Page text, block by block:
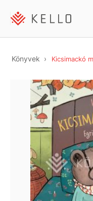
Könyvek Kicsimackó